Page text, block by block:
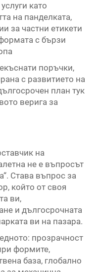
като
на панделката,
за частни етикети
с бързи
поръчки,
с развитието на
план тук
верига за
на
не е въпросът
Става въпрос за
който от своя
ви,
и дългосрочната
ви на пазара.
прозрачност
формите,
база, глобално